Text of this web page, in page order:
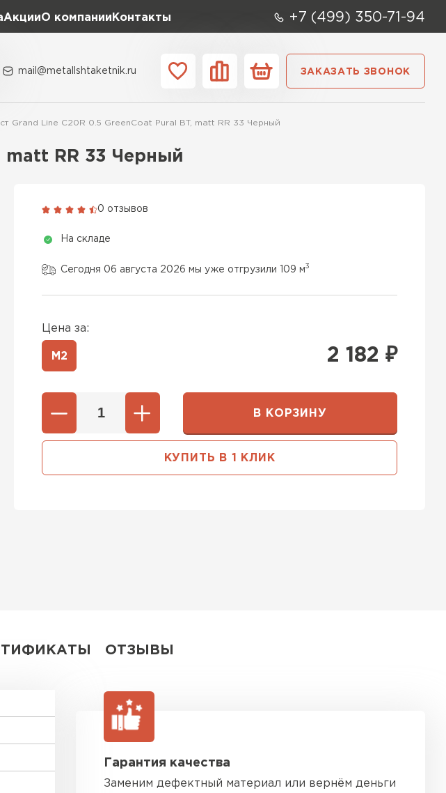
АкцииО компании Контакты +7 (499) 350-71-94
mail@metallshtaketnik.ru ЗАКАЗАТЬ ЗВОНОК
Grand Line C20R 0.5 GreenCoat Pural BT, matt RR 33 Черный
matt RR 33 Черный
0 отзывов
На складе
Сегодня 06 августа 2026 мы уже отгрузили 109 м3
Цена за:
М2 2 182 ₽
В КОРЗИНУ
КУПИТЬ В 1 КЛИК
ОТЗЫВЫ
Гарантия качества
Заменим дефектный материал или вернём деньги